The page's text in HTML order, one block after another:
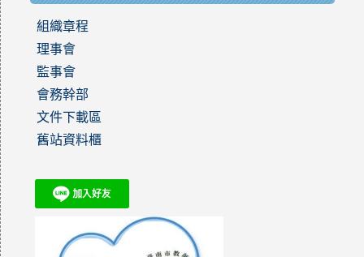
組織章程
理事會
監事會
會務幹部
文件下載區
舊站資料櫃